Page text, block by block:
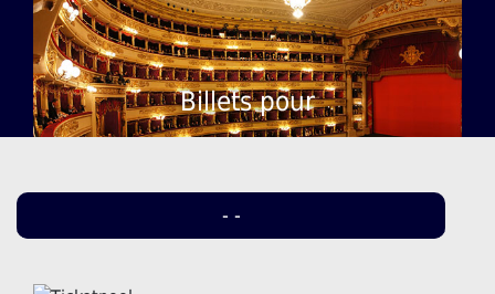
Billets pour
- -